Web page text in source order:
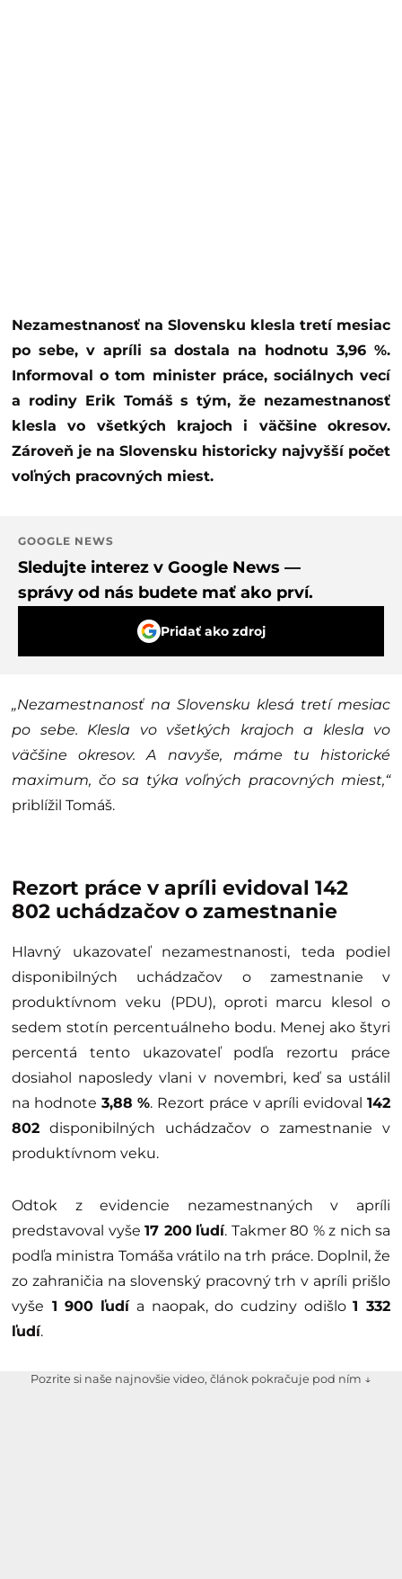
Nezamestnanosť na Slovensku klesla tretí mesiac
po sebe, v apríli sa dostala na hodnotu 3,96 %.
Informoval o tom minister práce, sociálnych vecí
a rodiny Erik Tomáš s tým, že nezamestnanosť
klesla vo všetkých krajoch i väčšine okresov.
Zároveň je na Slovensku historicky najvyšší počet
voľných pracovných miest.
GOOGLE NEWS
Sledujte interez v Google News —
správy od nás budete mať ako prví.
Pridať ako zdroj
„Nezamestnanosť na Slovensku klesá tretí mesiac
po sebe. Klesla vo všetkých krajoch a klesla vo
väčšine okresov. A navyše, máme tu historické
maximum, čo sa týka voľných pracovných miest,“
priblížil Tomáš.
Rezort práce v apríli evidoval 142
802 uchádzačov o zamestnanie
Hlavný ukazovateľ nezamestnanosti, teda podiel
disponibilných uchádzačov o zamestnanie v
produktívnom veku (PDU), oproti marcu klesol o
sedem stotín percentuálneho bodu. Menej ako štyri
percentá tento ukazovateľ podľa rezortu práce
dosiahol naposledy vlani v novembri, keď sa ustálil
na hodnote 3,88 %. Rezort práce v apríli evidoval142
802 disponibilných uchádzačov o zamestnanie v
produktívnom veku.
Odtok z evidencie nezamestnaných v apríli
predstavoval vyše 17 200 ľudí. Takmer 80 % z nich sa
podľa ministra Tomáša vrátilo na trh práce. Doplnil, že
zo zahraničia na slovenský pracovný trh v apríli prišlo
vyše 1 900 ľudía naopak, do cudziny odišlo1 332
ľudí.
Pozrite si naše najnovšie video, článok pokračuje pod ním ↓